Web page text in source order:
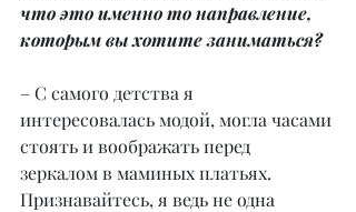
что это именно то направление,
которым вы хотите заниматься?
– С самого детства я
интересовалась модой, могла часами
стоять и воображать перед
зеркалом в маминых платьях.
Признавайтесь, я ведь не одна